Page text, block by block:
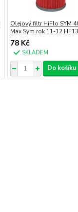
Olejový filtr HiFlo SYM
Max Sym rok 11-12
78 Kč
SKLADEM
Do košíku